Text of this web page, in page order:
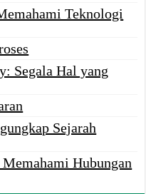
Teknologi
Segala Hal yang
Sejarah
Hubungan